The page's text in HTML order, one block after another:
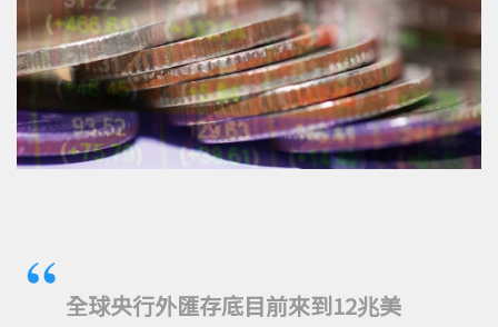
全球央行外匯存底目前來到12兆美